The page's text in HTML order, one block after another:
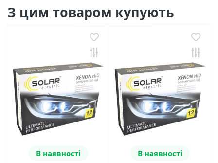
З цим товаром купують
В наявності
В наявності